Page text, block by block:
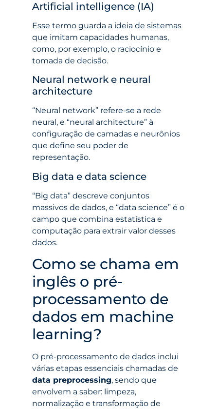
Artificial intelligence (IA)
Esse termo guarda a ideia de sistemas
que imitam capacidades humanas,
como, por exemplo, o raciocínio e
tomada de decisão.
Neural network e neural
architecture
“Neural network” refere-se a rede
neural, e “neural architecture” à
configuração de camadas e neurônios
que define seu poder de
representação.
Big data e data science
“Big data” descreve conjuntos
massivos de dados, e “data science” é o
campo que combina estatística e
computação para extrair valor desses
dados.
Como se chama em
inglês o pré-
processamento de
dados em machine
learning?
O pré-processamento de dados inclui
várias etapas essenciais chamadas de
data preprocessing, sendo que
envolvem a saber: limpeza,
normalização e transformação de